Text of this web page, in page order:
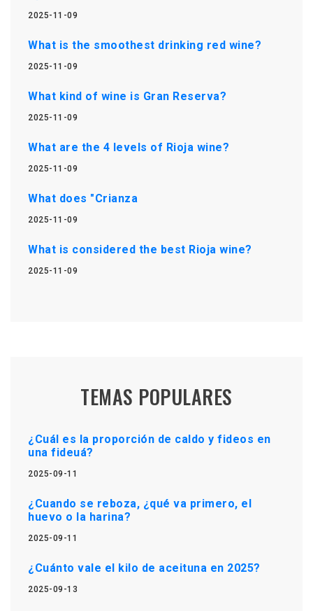
2025-11-09
What is the smoothest drinking red wine?
2025-11-09
What kind of wine is Gran Reserva?
2025-11-09
What are the 4 levels of Rioja wine?
2025-11-09
What does "Crianza
2025-11-09
What is considered the best Rioja wine?
2025-11-09
TEMAS POPULARES
¿Cuál es la proporción de caldo y fideos en
una fideuá?
2025-09-11
¿Cuando se reboza, ¿qué va primero, el
huevo o la harina?
2025-09-11
¿Cuánto vale el kilo de aceituna en 2025?
2025-09-13